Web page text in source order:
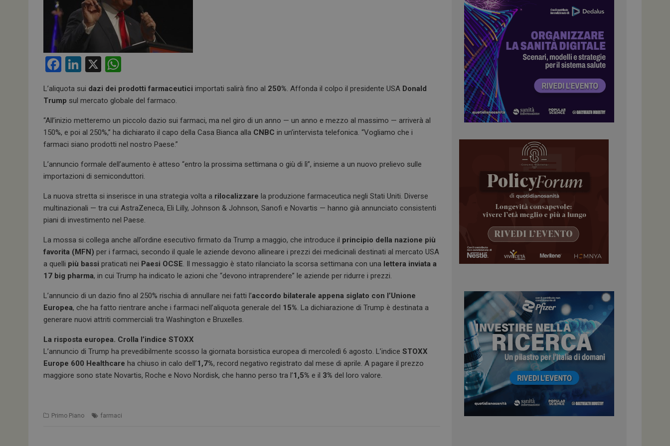
F
ce
o
o
k
Li
ke
n
X
at
A
p
p
L’aliquota sui dazi dei prodotti farmaceutici importati salirà fino al 250%. Affonda il colpo il presidente USA Donald
Trump sul mercato globale del farmaco.
“All’inizio metteremo un piccolo dazio sui farmaci, ma nel giro di un anno — un anno e mezzo al massimo — arriverà al
150%, e poi al 250%,” ha dichiarato il capo della Casa Bianca alla CNBC in un’intervista telefonica. “Vogliamo che i
farmaci siano prodotti nel nostro Paese.”
L’annuncio formale dell’aumento è atteso “entro la prossima settimana o giù di lì”, insieme a un nuovo prelievo sulle
importazioni di semiconduttori.
La nuova stretta si inserisce in una strategia volta a rilocalizzare la produzione farmaceutica negli Stati Uniti. Diverse
multinazionali — tra cui AstraZeneca, Eli Lilly, Johnson & Johnson, Sanofi e Novartis — hanno già annunciato consistenti
piani di investimento nel Paese.
La mossa si collega anche all’ordine esecutivo firmato da Trump a maggio, che introduce il principio della nazione più
favorita (MFN) per i farmaci, secondo il quale le aziende devono allineare i prezzi dei medicinali destinati al mercato USA
a quelli più bassi praticati nei Paesi OCSE. Il messaggio è stato rilanciato la scorsa settimana con una lettera inviata a
17 big pharma, in cui Trump ha indicato le azioni che “devono intraprendere” le aziende per ridurre i prezzi.
L’annuncio di un dazio fino al 250% rischia di annullare nei fatti l’accordo bilaterale appena siglato con l’Unione
Europea, che ha fatto rientrare anche i farmaci nell’aliquota generale del 15%. La dichiarazione di Trump è destinata a
generare nuovi attriti commerciali tra Washington e Bruxelles.
La risposta europea. Crolla l’indice STOXX
L’annuncio di Trump ha prevedibilmente scosso la giornata borsistica europea di mercoledì 6 agosto. L’indice STOXX
Europe 600 Healthcare ha chiuso in calo dell’1,7%, record negativo registrato dal mese di aprile. A pagare il prezzo
maggiore sono state Novartis, Roche e Novo Nordisk, che hanno perso tra l’1,5% e il 3% del loro valore.
Primo Piano farmaci